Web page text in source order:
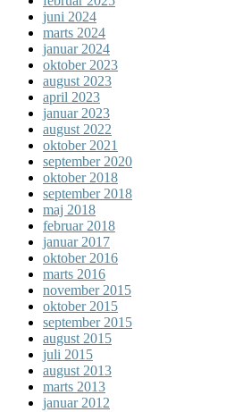
juni 2024
marts 2024
januar 2024
oktober 2023
august 2023
april 2023
januar 2023
august 2022
oktober 2021
september 2020
oktober 2018
september 2018
maj 2018
februar 2018
januar 2017
oktober 2016
marts 2016
november 2015
oktober 2015
september 2015
august 2015
juli 2015
august 2013
marts 2013
januar 2012